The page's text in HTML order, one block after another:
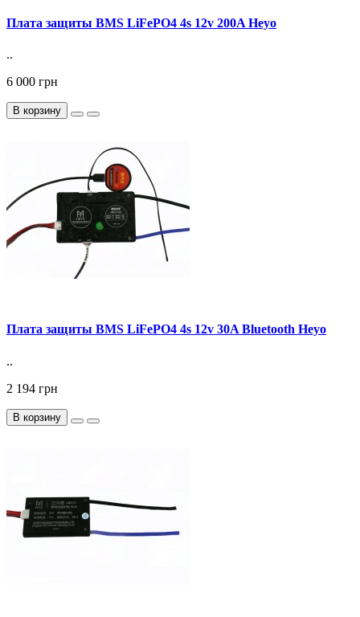
Плата защиты BMS LiFePO4 4s 12v 200A Heyo
..
6 000 грн
В корзину
Плата защиты BMS LiFePO4 4s 12v 30A Bluetooth Heyo
..
2 194 грн
В корзину